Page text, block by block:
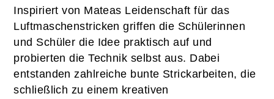
Inspiriert von Mateas Leidenschaft für das
Luftmaschenstricken griffen die Schülerinnen
und Schüler die Idee praktisch auf und
probierten die Technik selbst aus. Dabei
entstanden zahlreiche bunte Strickarbeiten, die
schließlich zu einem kreativen